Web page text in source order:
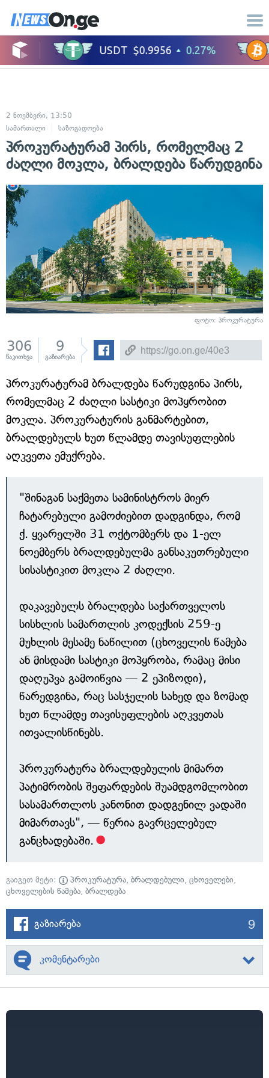
2 ნოემბერი, 13:50
სამართალი
საზოგადოება
პროკურატურამ პირს, რომელმაც 2
ძაღლი მოკლა, ბრალდება წარუდგინა
ფოტო: პროკურატურა
306
წაკითხვა
9
გაზიარება
პროკურატურამ ბრალდება წარუდგინა პირს,
რომელმაც 2 ძაღლი სასტიკი მოპყრობით
მოკლა. პროკურატურის განმარტებით,
ბრალდებულს ხუთ წლამდე თავისუფლების
აღკვეთა ემუქრება.
"შინაგან საქმეთა სამინისტროს მიერ
ჩატარებული გამოძიებით დადგინდა, რომ
ქ. ყვარელში 31 ოქტომბერს და 1-ელ
ნოემბერს ბრალდებულმა განსაკუთრებული
სისასტიკით მოკლა 2 ძაღლი.
დაკავებულს ბრალდება საქართველოს
სისხლის სამართლის კოდექსის 259-ე
მუხლის მესამე ნაწილით (ცხოველის წამება
ან მისდამი სასტიკი მოპყრობა, რამაც მისი
დაღუპვა გამოიწვია — 2 ეპიზოდი),
წარედგინა, რაც სასჯელის სახედ და ზომად
ხუთ წლამდე თავისუფლების აღკვეთას
ითვალისწინებს.
პროკურატურა ბრალდებულის მიმართ
პატიმრობის შეფარდების შუამდგომლობით
სასამართლოს კანონით დადგენილ ვადაში
მიმართავს", — წერია გავრცელებულ
განცხადებაში.
გაიგეთ მეტი: პროკურატურა, ბრალდებული, ცხოველები,
ცხოველების წამება, ბრალდება
გაზიარება 9
კომენტარები